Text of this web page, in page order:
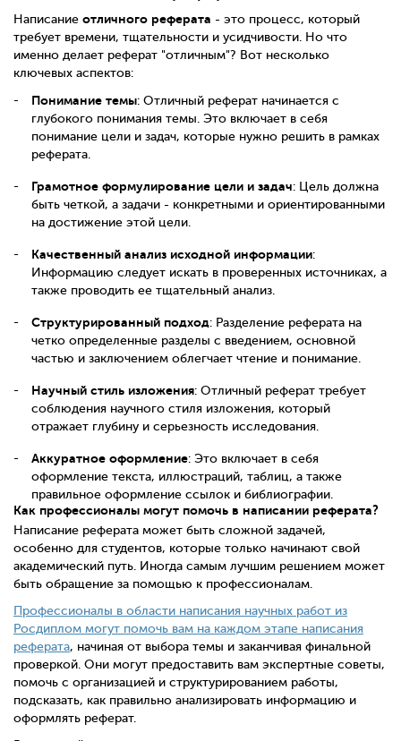
Написание отличного реферата - это процесс, который
требует времени, тщательности и усидчивости. Но что
именно делает реферат "отличным"? Вот несколько
ключевых аспектов:
Понимание темы: Отличный реферат начинается с
глубокого понимания темы. Это включает в себя
понимание цели и задач, которые нужно решить в рамках
реферата.
Грамотное формулирование цели и задач: Цель должна
быть четкой, а задачи - конкретными и ориентированными
на достижение этой цели.
Качественный анализ исходной информации:
Информацию следует искать в проверенных источниках, а
также проводить ее тщательный анализ.
Структурированный подход: Разделение реферата на
четко определенные разделы с введением, основной
частью и заключением облегчает чтение и понимание.
Научный стиль изложения: Отличный реферат требует
соблюдения научного стиля изложения, который
отражает глубину и серьезность исследования.
Аккуратное оформление: Это включает в себя
оформление текста, иллюстраций, таблиц, а также
правильное оформление ссылок и библиографии.
Как профессионалы могут помочь в написании реферата?
Написание реферата может быть сложной задачей,
особенно для студентов, которые только начинают свой
академический путь. Иногда самым лучшим решением может
быть обращение за помощью к профессионалам.
Профессионалы в области написания научных работ из
Росдиплом могут помочь вам на каждом этапе написания
реферата, начиная от выбора темы и заканчивая финальной
проверкой. Они могут предоставить вам экспертные советы,
помочь с организацией и структурированием работы,
подсказать, как правильно анализировать информацию и
оформлять реферат.